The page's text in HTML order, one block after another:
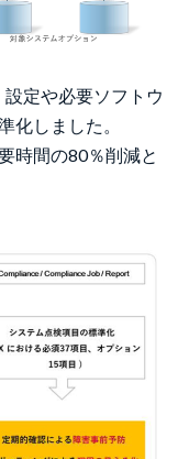
定や必要ソフトウ
化しました。
時間の80％削減と